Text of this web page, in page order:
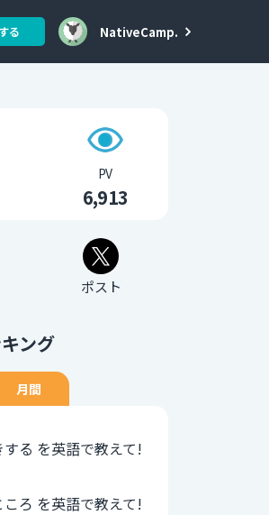
る NativeCamp.
PV
6,913
ポスト
ング
月間
する を英語で教えて!
ろ を英語で教えて!